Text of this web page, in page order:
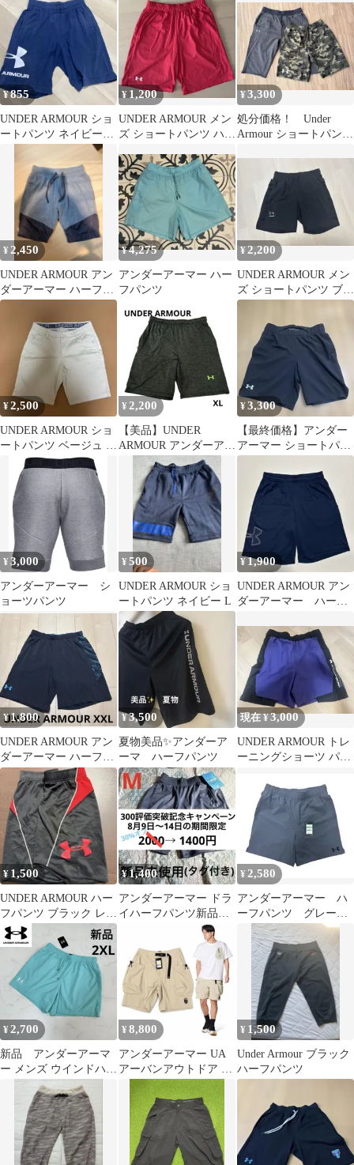
ラック
ジュ
¥855
UNDER ARMOUR ショ
ートパンツ ネイビー
¥ 1,200
UNDER ARMOUR メン
ズ ショートパンツ ハー
¥3,300
処分価格！ Under
Armour ショートパンツ
¥ 2,450
UNDER ARMOUR アン
ダーアーマー ハーフパ
ンツ グレー
¥4,275
アンダーアーマー ハー
フパンツ
¥2,200
UNDER ARMOUR メン
ズ ショートパンツ ブラ
ック M
¥2,500
UNDER ARMOUR ショ
ートパンツ ベージュ 34
インチ
¥ 2,200
【美品】UNDER
ARMOUR アンダーアー
マー ショートパンツ グ
レー XL
¥3,300
【最終価格】アンダー
アーマー ショートパン
ツ L ブラック
¥3,000
アンダーアーマー シ
ョーツパンツ
¥500
UNDER ARMOUR ショ
ートパンツ ネイビー L
¥1,900
UNDER ARMOUR アン
ダーアーマー ハーフ
ンズ M
¥ 1,800
UNDER ARMOUR アン
ダーアーマー ハーフパ
ンツ ショート メンズ
XXL
¥3,500
夏物美品✨アンダーア
ーマ ハーフパンツ
現在 ¥3,000
UNDER ARMOUR トレ
ーニングショーツ パー
¥ 1,500
UNDER ARMOUR ハー
フパンツ ブラック レッ
ド
¥1,400
アンダーアーマー ドラ
イハーフパンツ新品
Mサイズ ライトブル
¥ 2,580
アンダーアーマー ハ
ーフパンツ グレー
メンズ L
¥2,700
新品 アンダーアーマ
ー メンズ ウインドハー
フパンツ UAウーブン
ショートパンツ
¥ 8,800
アンダーアーマー UA
アーバンアウトドア カ
ーゴショーツ メンズ M
ベージュ
¥ 1,500
Under Armour ブラック
ハーフパンツ